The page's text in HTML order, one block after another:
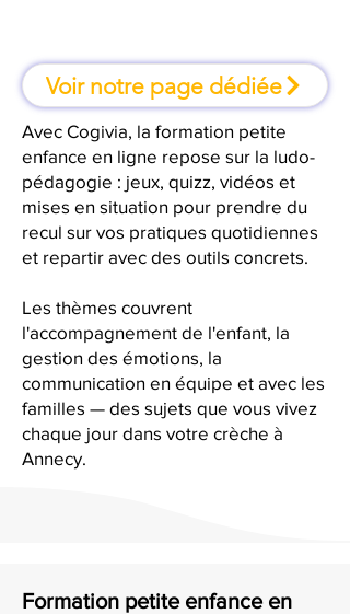
Voir notre page dédiée
Avec Cogivia, la formation petite
enfance en ligne repose sur la ludo-
pédagogie : jeux, quizz, vidéos et
mises en situation pour prendre du
recul sur vos pratiques quotidiennes
et repartir avec des outils concrets.
Les thèmes couvrent
l'accompagnement de l'enfant, la
gestion des émotions, la
communication en équipe et avec les
familles — des sujets que vous vivez
chaque jour dans votre crèche à
Annecy.
Formation petite enfance en